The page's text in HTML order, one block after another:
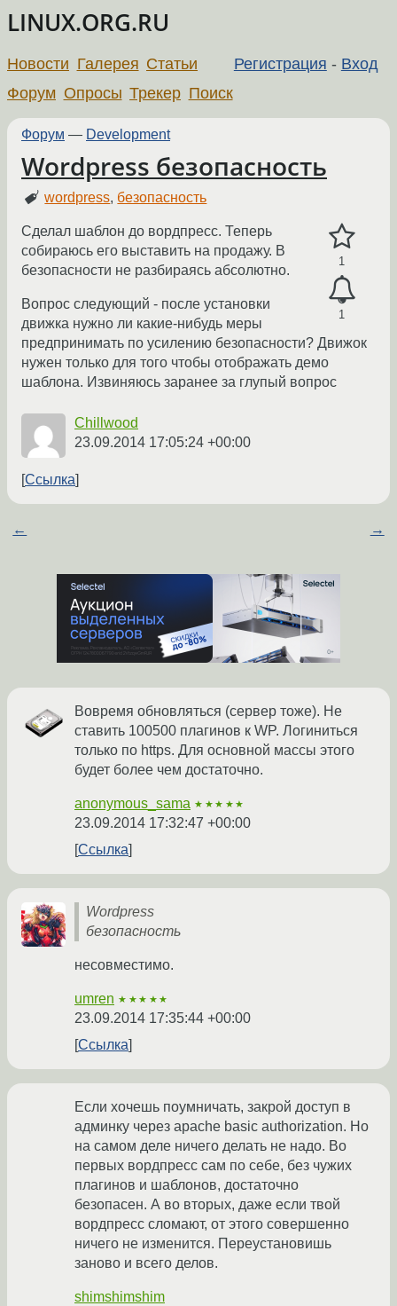
LINUX.ORG.RU
Регистрация - Вход
Новости Галерея Статьи
Форум Опросы Трекер Поиск
Форум — Development
Wordpress безопасность
wordpress, безопасность
1
1
Сделал шаблон до вордпресс. Теперь
собираюсь его выставить на продажу. В
безопасности не разбираясь абсолютно.
Вопрос следующий - после установки
движка нужно ли какие-нибудь меры
предпринимать по усилению безопасности? Движок
нужен только для того чтобы отображать демо
шаблона. Извиняюсь заранее за глупый вопрос
Chillwood
23.09.2014 17:05:24 +00:00
Ссылка
← →
Вовремя обновляться (сервер тоже). Не
ставить 100500 плагинов к WP. Логиниться
только по https. Для основной массы этого
будет более чем достаточно.
anonymous_sama ★★★★★
23.09.2014 17:32:47 +00:00
Ссылка
Wordpress
безопасность
несовместимо.
umren ★★★★★
23.09.2014 17:35:44 +00:00
Ссылка
Если хочешь поумничать, закрой доступ в
админку через apache basic authorization. Но
на самом деле ничего делать не надо. Во
первых вордпресс сам по себе, без чужих
плагинов и шаблонов, достаточно
безопасен. А во вторых, даже если твой
вордпресс сломают, от этого совершенно
ничего не изменится. Переустановишь
заново и всего делов.
shimshimshim